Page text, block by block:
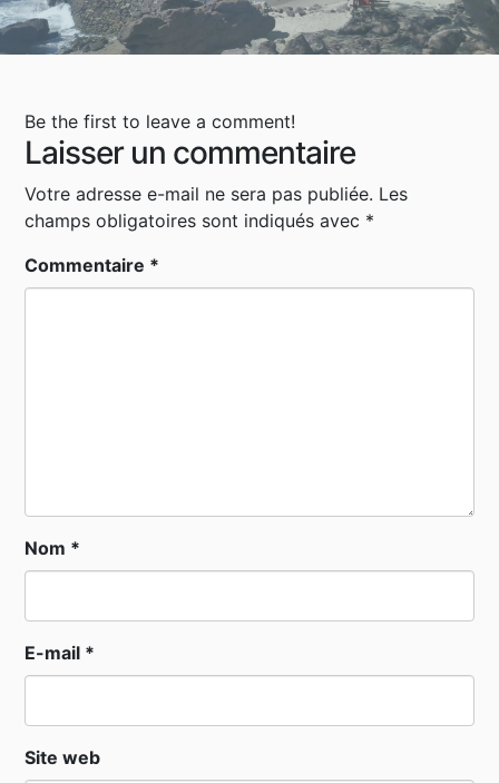
Be the first to leave a comment!
Laisser un commentaire
Votre adresse e-mail ne sera pas publiée. Les
champs obligatoires sont indiqués avec *
Commentaire *
Nom *
E-mail *
Site web